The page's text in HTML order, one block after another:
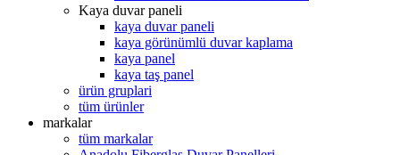
Kaya duvar paneli
kaya duvar paneli
kaya görünümlü duvar kaplama
kaya panel
kaya taş panel
ürün gruplari
tüm ürünler
markalar
tüm markalar